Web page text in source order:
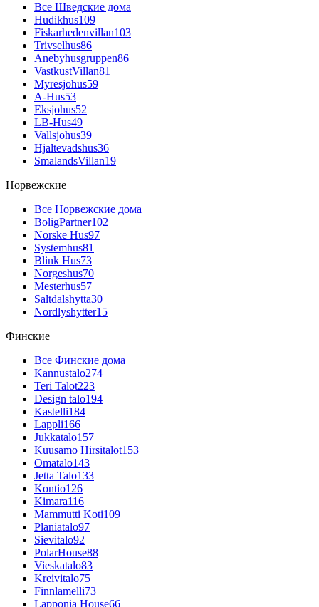
Все Шведские дома
Hudikhus109
Fiskarhedenvillan103
Trivselhus86
Anebyhusgruppen86
VastkustVillan81
Myresjohus59
A-Hus53
Eksjohus52
LB-Hus49
Vallsjohus39
Hjaltevadshus36
SmalandsVillan19
Норвежские
Все Норвежские дома
BoligPartner102
Norske Hus97
Systemhus81
Blink Hus73
Norgeshus70
Mesterhus57
Saltdalshytta30
Nordlyshytter15
Финские
Все Финские дома
Kannustalo274
Teri Talot223
Design talo194
Kastelli184
Lappli166
Jukkatalo157
Kuusamo Hirsitalot153
Omatalo143
Jetta Talo133
Kontio126
Kimara116
Mammutti Koti109
Planiatalo97
Sievitalo92
PolarHouse88
Vieskatalo83
Kreivitalo75
Finnlamelli73
Lapponia House66